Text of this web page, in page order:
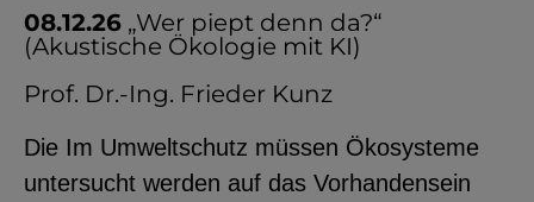
08.12.26 „Wer piept denn da?“
(Akustische Ökologie mit KI)
Prof. Dr.-Ing. Frieder Kunz
Die Im Umweltschutz müssen Ökosysteme
untersucht werden auf das Vorhandensein